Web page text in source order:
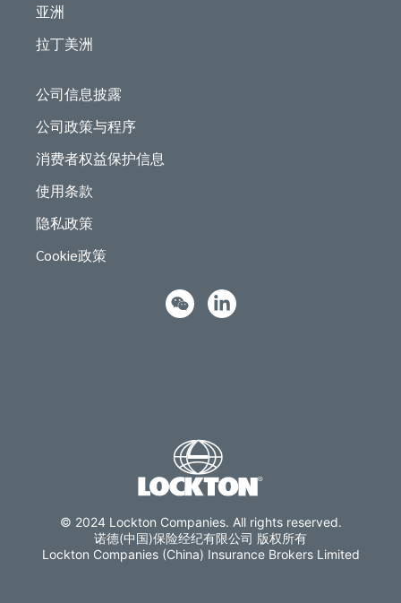
亚洲
拉丁美洲
公司信息披露
公司政策与程序
消费者权益保护信息
使用条款
隐私政策
Cookie政策
© 2024 Lockton Companies. All rights reserved.
诺德(中国)保险经纪有限公司 版权所有
Lockton Companies (China) Insurance Brokers Limited